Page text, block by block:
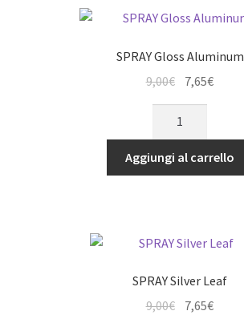
SPRAY Gloss Aluminum
9,00€
originale
era:
9,00€.
7,65€Il
è:
7,65€.
Aluminum
quantità
Aggiungi al carrello
SPRAY Silver Leaf
9,00€ 7,65€Il